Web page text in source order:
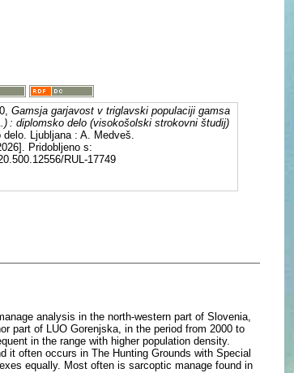
Gamsja garjavost v triglavski populaciji gamsa
: diplomsko delo (visokošolski strokovni študij)
Ljubljana : A. Medveš.
Pridobljeno s:
RUL-17749
analysis in the north-western part of Slovenia,
part of LUO Gorenjska, in the period from 2000 to
in the range with higher population density.
it often occurs in The Hunting Grounds with Special
equally. Most often is sarcoptic manage found in